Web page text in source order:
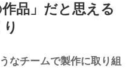
品」だと思える
チームで製作に取り組